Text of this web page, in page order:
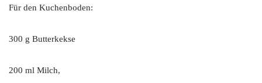
Für den Kuchenboden:
300 g Butterkekse
200 ml Milch,